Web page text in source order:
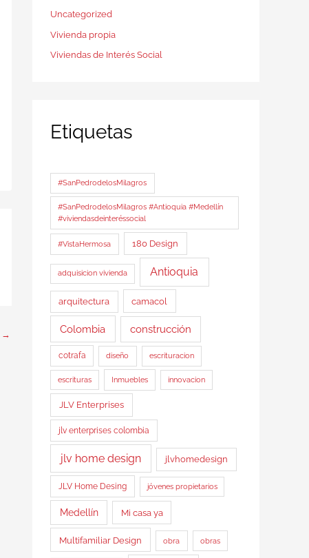
→
Uncategorized
Vivienda propia
Viviendas de Interés Social
Etiquetas
#SanPedrodelosMilagros
#SanPedrodelosMilagros #Antioquia #Medellín
#viviendasdeinteréssocial
#VistaHermosa 180 Design
adquisicion vivienda Antioquia
arquitectura camacol
Colombia construcción
cotrafa diseño escrituracion
escrituras Inmuebles innovacion
JLV Enterprises
jlv enterprises colombia
jlv home design jlvhomedesign
JLV Home Desing jóvenes propietarios
Medellín Mi casa ya
Multifamiliar Design obra obras